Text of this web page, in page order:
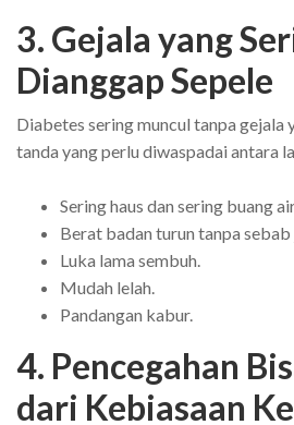
3. Gejala yang
Dianggap Sepele
Diabetes sering muncul tanpa gejala
tanda yang perlu diwaspadai antara
Sering haus dan sering buang
Berat badan turun tanpa sebab
Luka lama sembuh.
Mudah lelah.
Pandangan kabur.
4. Pencegahan
dari Kebiasaan